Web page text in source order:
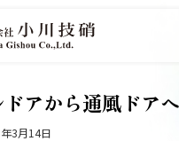
アから通風ドアへ
3月14日